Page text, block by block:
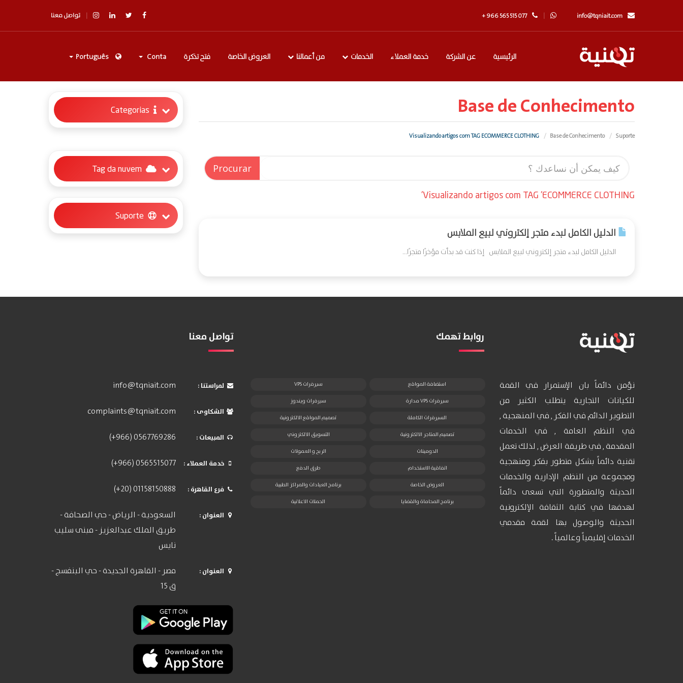
info@tqniait.com
+ 966 565 515 077 تواصل معنا
الرئيسية عن الشركة خدمة العملاء الخدمات من أعمالنا العروض الخاصة فتح تذكرة Conta
Base de Conhecimento
Suporte
Base de Conhecimento
Visualizando artigos com TAG 'ECOMMERCE CLOTHING'
الدليل الكامل لبدء متجر إلكتروني لبيع الملابس
الدليل الكامل لبدء متجر إلكتروني لبيع الملابس إذا كنت قد بدأت مؤخرًا متجرًا...
نؤمن دائماً بان الإستمرار في القمة
للكيانات التجارية يتطلب الكثير من
التطوير الدائم في الفكر , في المنهجية ,
في النظم العامة , في الخدمات
المقدمة , في طريقة العرض , لذلك تعمل
تقنية دائماً بشكل متطور بفكر ومنهجية
ومجموعة من النظم الإدارية والخدمات
الحديثة والمتطورة التي تسعى دائماً
لهدفها في كتابة الثقافة الإلكترونية
الحديثة والوصول بها لقمة مقدمي
الخدمات إقليمياً وعالمياً .
روابط تهمك
استضافة المواقع سيرفرات VPS
سيرفرات VPS مدارة سيرفرات ويندوز
السيرفرات الكاملة تصميم المواقع الالكترونية
تصميم المتاجر الالكترونية التسويق الالكتروني
الدومينات الربح و العمولات
اتفاقية الاستخدام طرق الدفع
العروض الخاصة برنامج العيادات والمراكز الطبية
برنامج المحاماة والقضايا الحملات الاعلانية
تواصل معنا
: لمراستنا info@tqniait.com
: الشكاوى complaints@tqniait.com
: المبيعات (+966) 0567769286
: خدمة العملاء (+966) 0565515077
: فرع القاهرة (+20) 01158150888
: العنوان
السعودية - الرياض - حي الصحافة -
طريق الملك عبدالعزيز - مبنى سليب
نايس
: العنوان
مصر - القاهرة الجديدة - حي البنفسج -
ق 15